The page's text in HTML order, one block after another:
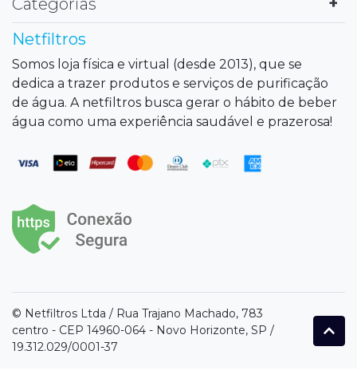
Categorias
Netfiltros
Somos loja física e virtual (desde 2013), que se
dedica a trazer produtos e serviços de purificação
de água. A netfiltros busca gerar o hábito de beber
água como uma experiência saudável e prazerosa!
© Netfiltros Ltda / Rua Trajano Machado, 783
centro - CEP 14960-064 - Novo Horizonte, SP /
19.312.029/0001-37